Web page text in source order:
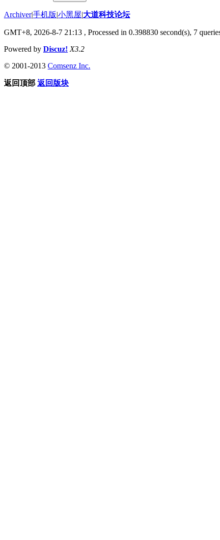
Archiver|手机版|小黑屋|大道科技论坛
GMT+8, 2026-8-7 21:13 , Processed in 0.398830 second(s), 7
Powered by Discuz! X3.2
© 2001-2013 Comsenz Inc.
返回顶部 返回版块